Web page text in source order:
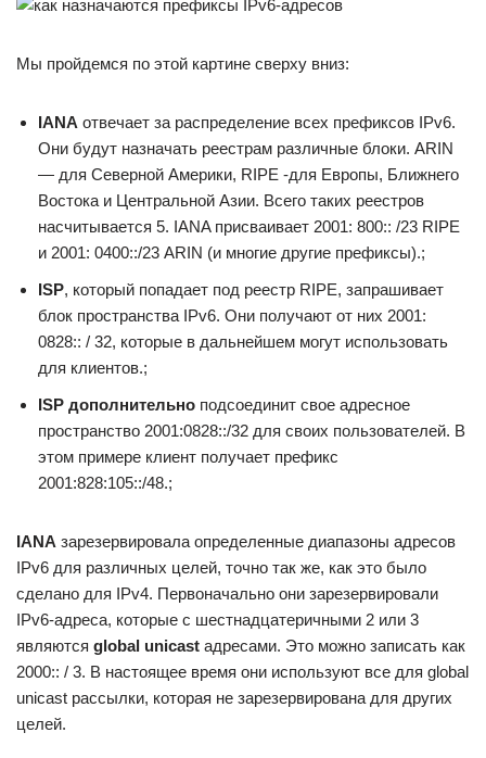
Мы пройдемся по этой картине сверху вниз:
IANA отвечает за распределение всех префиксов IPv6.
Они будут назначать реестрам различные блоки. ARIN
— для Северной Америки, RIPE -для Европы, Ближнего
Востока и Центральной Азии. Всего таких реестров
насчитывается 5. IANA присваивает 2001: 800:: /23 RIPE
и 2001: 0400::/23 ARIN (и многие другие префиксы).;
ISP, который попадает под реестр RIPE, запрашивает
блок пространства IPv6. Они получают от них 2001:
0828:: / 32, которые в дальнейшем могут использовать
для клиентов.;
ISP дополнительно подсоединит свое адресное
пространство 2001:0828::/32 для своих пользователей. В
этом примере клиент получает префикс
2001:828:105::/48.;
IANA зарезервировала определенные диапазоны адресов
IPv6 для различных целей, точно так же, как это было
сделано для IPv4. Первоначально они зарезервировали
IPv6-адреса, которые с шестнадцатеричными 2 или 3
являются global unicast адресами. Это можно записать как
2000:: / 3. В настоящее время они используют все для global
unicast рассылки, которая не зарезервирована для других
целей.